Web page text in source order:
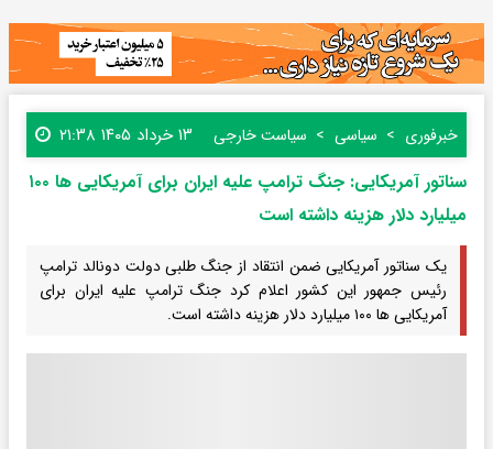
خبرفوری سیاسی سیاست خارجی ۱۳ خرداد ۱۴۰۵ ۲۱:۳۸
سناتور آمریکایی: جنگ ترامپ علیه ایران برای آمریکایی ها ۱۰۰
میلیارد دلار هزینه داشته است
یک سناتور آمریکایی ضمن انتقاد از جنگ طلبی دولت دونالد ترامپ
رئیس جمهور این کشور اعلام کرد جنگ ترامپ علیه ایران برای
آمریکایی ها ۱۰۰ میلیارد دلار هزینه داشته است.